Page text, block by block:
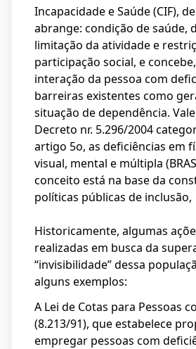
Incapacidade e Saúde (CIF),
abrange: condição de saúde,
limitação da atividade e
participação social, e
interação da pessoa com
barreiras existentes como
situação de dependência.
Decreto nr. 5.296/2004
artigo 5o, as deficiências em
visual, mental e múltipla
conceito está na base da
políticas públicas de inclusão,
Historicamente, algumas
realizadas em busca da
“invisibilidade” dessa
alguns exemplos:
A Lei de Cotas para Pessoas
(8.213/91), que estabelece
empregar pessoas com